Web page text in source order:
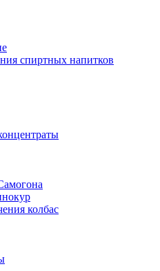
спиртных напитков
колбас